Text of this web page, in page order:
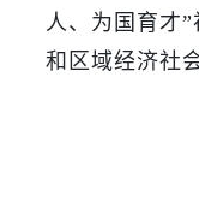
人、为国育才
和区域经济社